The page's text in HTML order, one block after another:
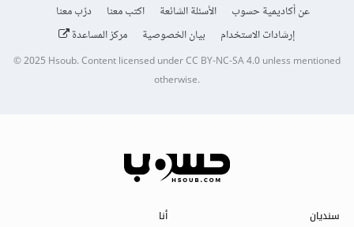
عن أكاديمية حسوب الأسئلة الشائعة اكتب معنا
درّب معنا
إرشادات الاستخدام
بيان الخصوصية مركز المساعدة
© 2025Hsoub.Content licensed underCC BY-NC-SA 4.0unless mentioned
otherwise.